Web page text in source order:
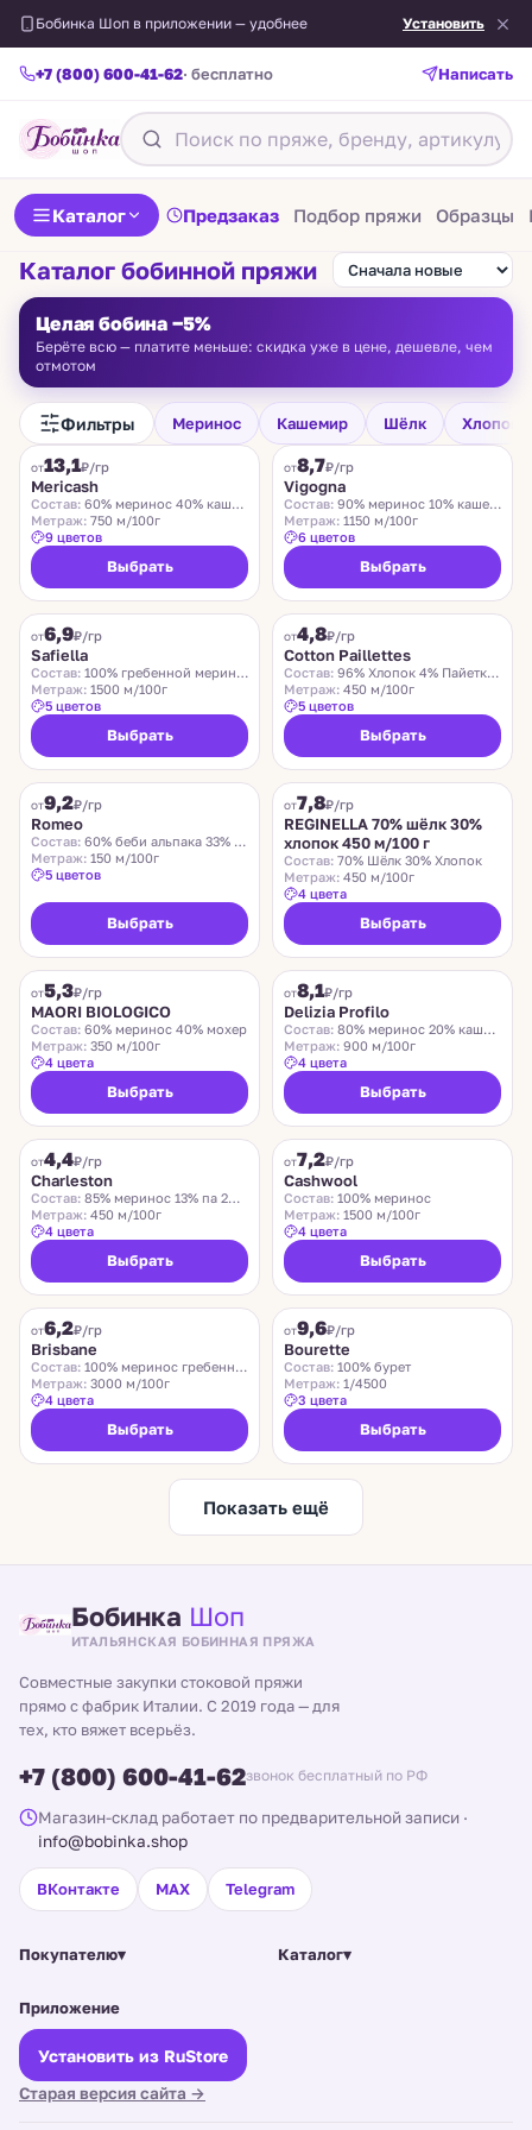
Бобинка Шоп в приложении — удобнее Установить
+7 (800) 600-41-62· бесплатно Написать
Каталог Предзаказ Подбор пряжи Образцы
Каталог бобинной пряжи
Целая бобина −5%
Берёте всю — платите меньше: скидка уже в цене, дешевле, чем
отмотом
Фильтры Меринос Кашемир Шёлк Хлопок
FILAMORE
от13,1₽/гр
Mericash
Состав: 60% меринос 40% кашемир
Метраж: 750 м/100г
9 цветов
Выбрать
VIGOGNA
от8,7₽/гр
Vigogna
Состав: 90% меринос 10% кашемир
Метраж: 1150 м/100г
6 цветов
Выбрать
от6,9₽/гр
Safiella
Состав: 100% гребенной меринос
Метраж: 1500 м/100г
5 цветов
Выбрать
от4,8₽/гр
Cotton Paillettes
Состав: 96% Хлопок 4% Пайетки Полиэстер
Метраж: 450 м/100г
5 цветов
Выбрать
от9,2₽/гр
Romeo
Состав: 60% беби альпака 33% меринос 7% нейлон
Метраж: 150 м/100г
5 цветов
Выбрать
от7,8₽/гр
REGINELLA 70% шёлк 30%
хлопок 450 м/100 г
Состав: 70% Шёлк 30% Хлопок
Метраж: 450 м/100г
4 цвета
Выбрать
от5,3₽/гр
MAORI BIOLOGICO
Состав: 60% меринос 40% мохер
Метраж: 350 м/100г
4 цвета
Выбрать
от8,1₽/гр
Delizia Profilo
Состав: 80% меринос 20% кашемир
Метраж: 900 м/100г
4 цвета
Выбрать
от4,4₽/гр
Charleston
Состав: 85% меринос 13% па 2% эластан
Метраж: 450 м/100г
4 цвета
Выбрать
от7,2₽/гр
Cashwool
Состав: 100% меринос
Метраж: 1500 м/100г
4 цвета
Выбрать
от6,2₽/гр
Brisbane
Состав: 100% меринос гребенной
Метраж: 3000 м/100г
4 цвета
Выбрать
Хит
от9,6₽/гр
Bourette
Состав: 100% бурет
Метраж: 1/4500
3 цвета
Выбрать
Показать ещё
Бобинка Шоп
ИТАЛЬЯНСКАЯ БОБИННАЯ ПРЯЖА
Совместные закупки стоковой пряжи
прямо с фабрик Италии. С 2019 года — для
тех, кто вяжет всерьёз.
+7 (800) 600-41-62звонок бесплатный по РФ
Магазин-склад работает по предварительной записи ·
info@bobinka.shop
ВКонтакте MAX Telegram
Покупателю▾ Каталог▾
Приложение
Установить из RuStore
Старая версия сайта →